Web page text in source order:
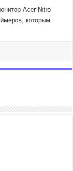
Acer Nitro
которым